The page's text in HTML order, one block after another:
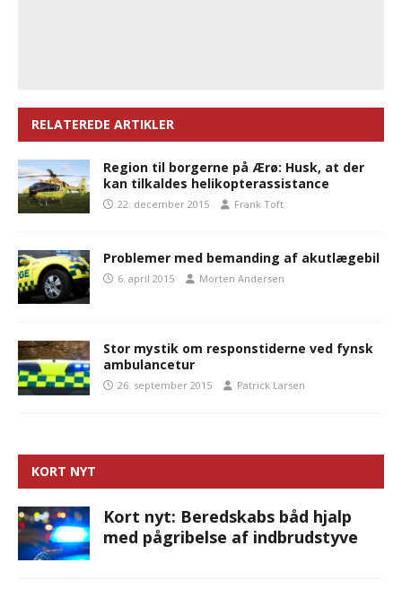
RELATEREDE ARTIKLER
Region til borgerne på Ærø: Husk, at der
kan tilkaldes helikopterassistance
22. december 2015 Frank Toft
Problemer med bemanding af akutlægebil
6. april 2015 Morten Andersen
Stor mystik om responstiderne ved fynsk
ambulancetur
26. september 2015 Patrick Larsen
KORT NYT
Kort nyt: Beredskabs båd hjalp
med pågribelse af indbrudstyve